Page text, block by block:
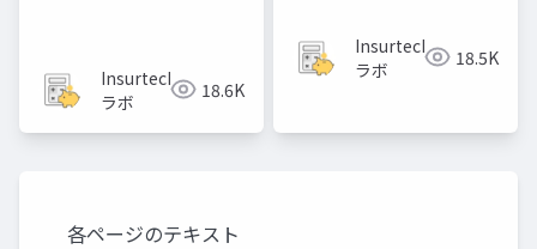
Insurtech
ラボ
18.6K
営からの教訓
Insurtech
ラボ
18.5K
各ページのテキスト